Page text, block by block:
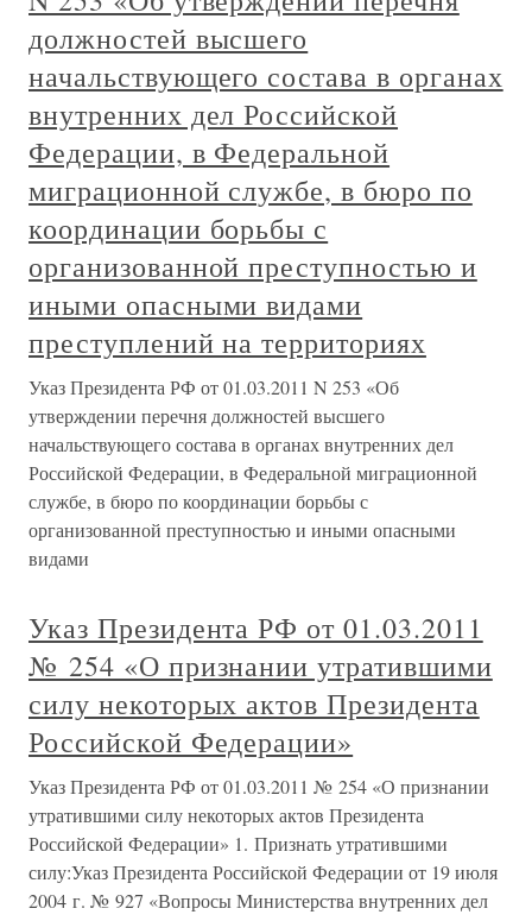
должностей высшего
начальствующего состава в органах
внутренних дел Российской
Федерации, в Федеральной
миграционной службе, в бюро по
координации борьбы с
организованной преступностью и
иными опасными видами
преступлений на территориях
Указ Президента РФ от 01.03.2011 N 253 «Об
утверждении перечня должностей высшего
начальствующего состава в органах внутренних дел
Российской Федерации, в Федеральной миграционной
службе, в бюро по координации борьбы с
организованной преступностью и иными опасными
видами
Указ Президента РФ от 01.03.2011
№ 254 «О признании утратившими
силу некоторых актов Президента
Российской Федерации»
Указ Президента РФ от 01.03.2011 № 254 «О признании
утратившими силу некоторых актов Президента
Российской Федерации» 1. Признать утратившими
силу:Указ Президента Российской Федерации от 19 июля
2004 г. № 927 «Вопросы Министерства внутренних дел